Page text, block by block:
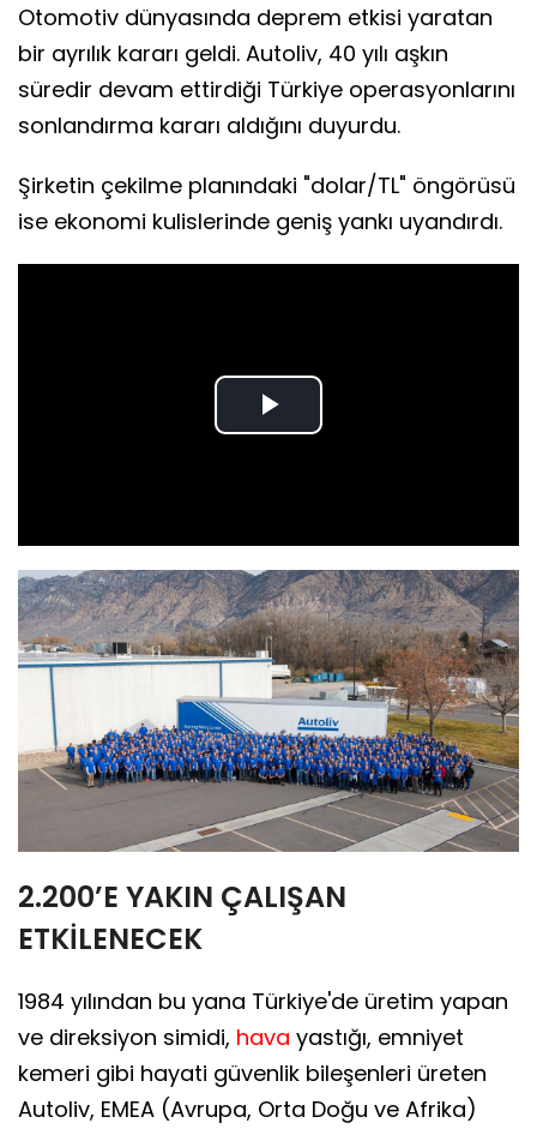
Otomotiv dünyasında deprem etkisi yaratan
bir ayrılık kararı geldi. Autoliv, 40 yılı aşkın
süredir devam ettirdiği Türkiye operasyonlarını
sonlandırma kararı aldığını duyurdu.
Şirketin çekilme planındaki "dolar/TL" öngörüsü
ise ekonomi kulislerinde geniş yankı uyandırdı.
Play
2.200’E YAKIN ÇALIŞAN
ETKİLENECEK
1984 yılından bu yana Türkiye'de üretim yapan
ve direksiyon simidi, hava yastığı, emniyet
kemeri gibi hayati güvenlik bileşenleri üreten
Autoliv, EMEA (Avrupa, Orta Doğu ve Afrika)